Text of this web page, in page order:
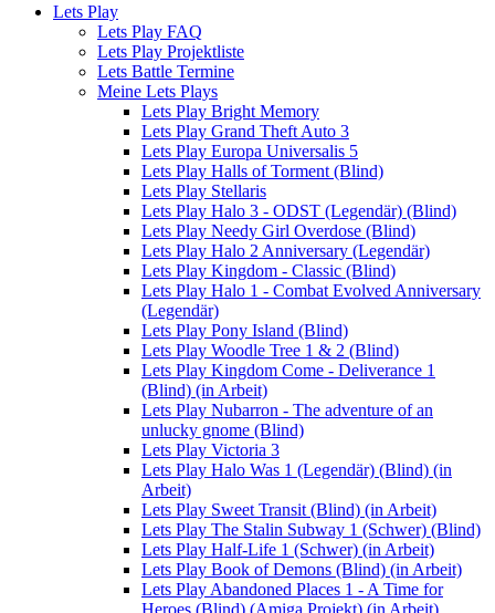
Lets Play
Lets Play FAQ
Lets Play Projektliste
Lets Battle Termine
Meine Lets Plays
Lets Play Bright Memory
Lets Play Grand Theft Auto 3
Lets Play Europa Universalis 5
Lets Play Halls of Torment (Blind)
Lets Play Stellaris
Lets Play Halo 3 - ODST (Legendär) (Blind)
Lets Play Needy Girl Overdose (Blind)
Lets Play Halo 2 Anniversary (Legendär)
Lets Play Kingdom - Classic (Blind)
Lets Play Halo 1 - Combat Evolved Anniversary
(Legendär)
Lets Play Pony Island (Blind)
Lets Play Woodle Tree 1 & 2 (Blind)
Lets Play Kingdom Come - Deliverance 1
(Blind) (in Arbeit)
Lets Play Nubarron - The adventure of an
unlucky gnome (Blind)
Lets Play Victoria 3
Lets Play Halo Was 1 (Legendär) (Blind) (in
Arbeit)
Lets Play Sweet Transit (Blind) (in Arbeit)
Lets Play The Stalin Subway 1 (Schwer) (Blind)
Lets Play Half-Life 1 (Schwer) (in Arbeit)
Lets Play Book of Demons (Blind) (in Arbeit)
Lets Play Abandoned Places 1 - A Time for
Heroes (Blind) (Amiga Projekt) (in Arbeit)